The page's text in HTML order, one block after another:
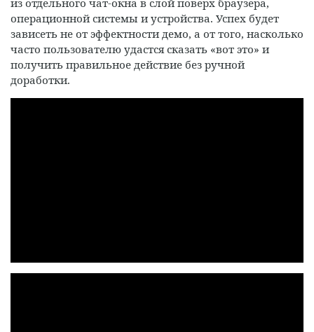
операционной системы и устройства. Успех будет
зависеть не от эффектности демо, а от того, насколько
часто пользователю удастся сказать «вот это» и
получить правильное действие без ручной
доработки.